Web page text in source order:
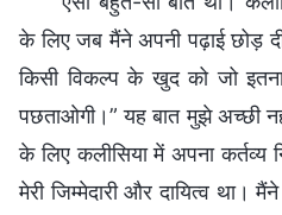
के लिए जब मैंने अपनी पढ़ाई छोड़
किसी विकल्प के खुद को जो
पछताओगी।” यह बात मुझे अच्छी
के लिए कलीसिया में अपना कर्तव्य
मेरी जिम्मेदारी और दायित्व था।